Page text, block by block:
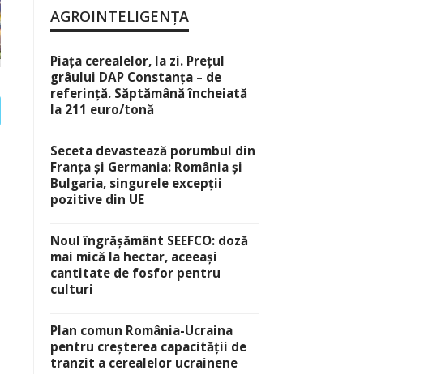
AGROINTELIGENȚA
Piața cerealelor, la zi. Prețul
grâului DAP Constanța – de
referință. Săptămână încheiată
la 211 euro/tonă
Seceta devastează porumbul din
Franța și Germania: România și
Bulgaria, singurele excepții
pozitive din UE
Noul îngrășământ SEEFCO: doză
mai mică la hectar, aceeași
cantitate de fosfor pentru
culturi
Plan comun România-Ucraina
pentru creșterea capacității de
tranzit a cerealelor ucrainene